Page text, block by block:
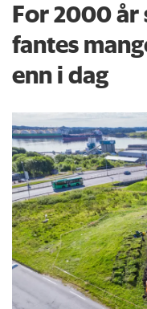
For 2000 år
fantes
enn i dag